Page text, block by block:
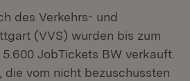
des Verkehrs- und
(VVS) wurden bis zum
JobTickets BW verkauft.
die vom nicht bezuschussten